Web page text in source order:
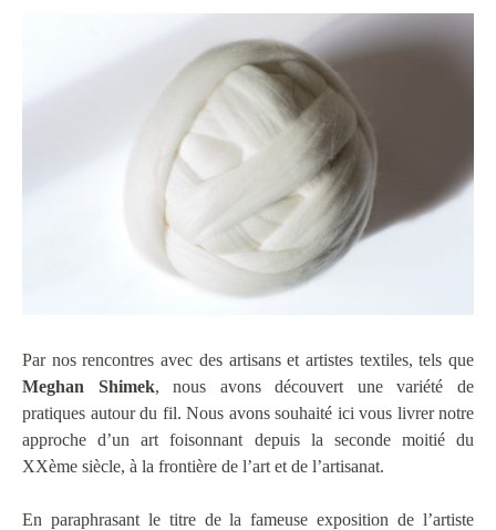
Par nos rencontres avec des artisans et artistes textiles, tels que
Meghan Shimek, nous avons découvert une variété de
pratiques autour du fil. Nous avons souhaité ici vous livrer notre
approche d’un art foisonnant depuis la seconde moitié du
XXème siècle, à la frontière de l’art et de l’artisanat.
En paraphrasant le titre de la fameuse exposition de l’artiste